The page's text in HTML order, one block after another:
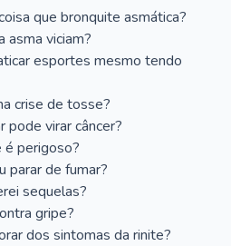
que bronquite asmática?
asma viciam?
esportes mesmo tendo
crise de tosse?
pode virar câncer?
é perigoso?
parar de fumar?
sequelas?
gripe?
dos sintomas da rinite?